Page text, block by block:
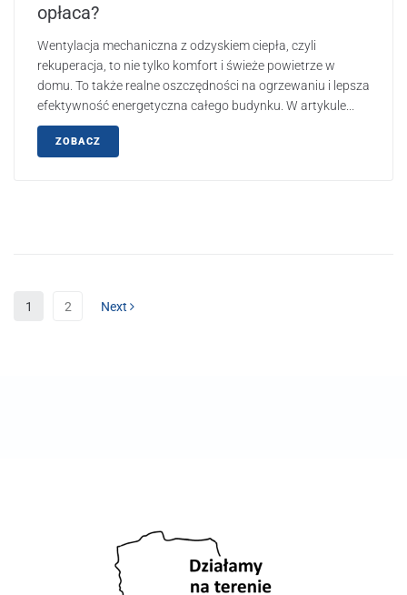
opłaca?
Wentylacja mechaniczna z odzyskiem ciepła, czyli
rekuperacja, to nie tylko komfort i świeże powietrze w
domu. To także realne oszczędności na ogrzewaniu i lepsza
efektywność energetyczna całego budynku. W artykule...
ZOBACZ
1 2 Next